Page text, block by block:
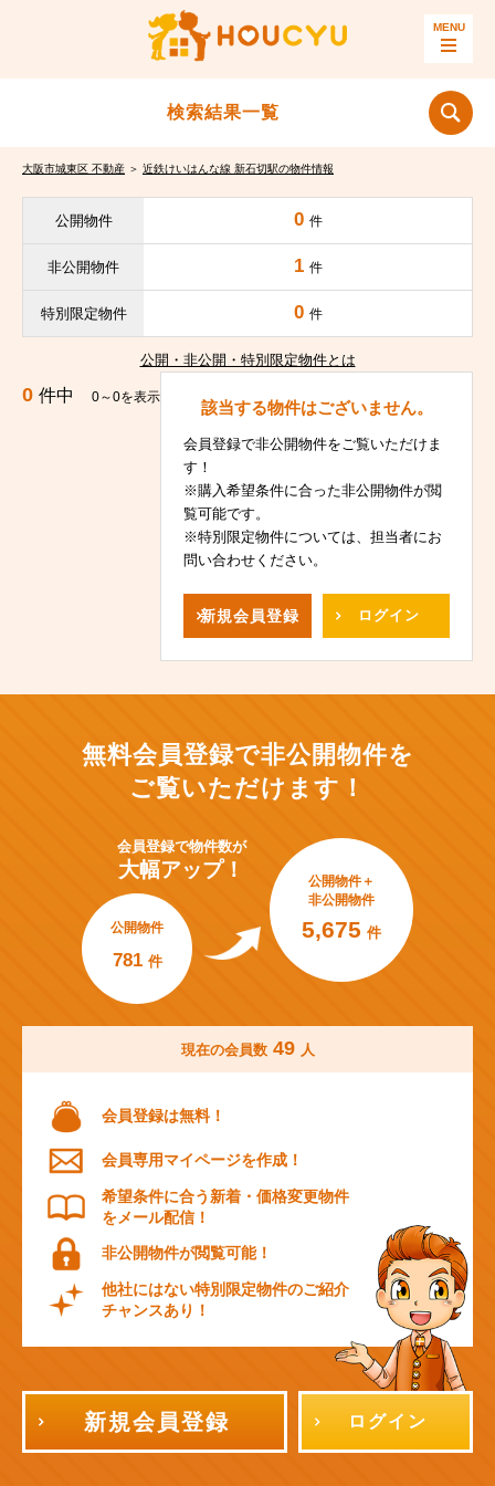
検索結果一覧
大阪市城東区 不動産 ＞ 近鉄けいはんな線 新石切駅の物件情報
公開物件 0 件
非公開物件 1 件
特別限定物件 0 件
公開・非公開・特別限定物件とは
0 件中 0～0を表示
該当する物件はございません。
会員登録で非公開物件をご覧いただけま
す！
※購入希望条件に合った非公開物件が閲
覧可能です。
※特別限定物件については、担当者にお
問い合わせください。
新規会員登録 ログイン
無料会員登録で非公開物件を
ご覧いただけます！
会員登録で物件数が
大幅アップ！
公開物件
781 件
公開物件＋
非公開物件
5,675 件
現在の会員数 49 人
会員登録は無料！
会員専用マイページを作成！
希望条件に合う新着・価格変更物件
をメール配信！
非公開物件が閲覧可能！
他社にはない特別限定物件のご紹介
チャンスあり！
新規会員登録 ログイン